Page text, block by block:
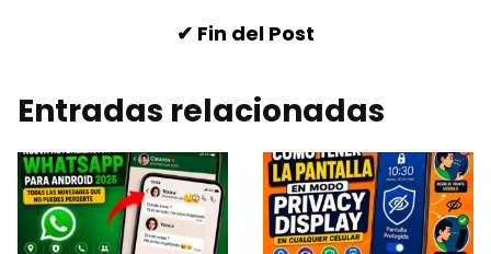
✔ Fin del Post
Entradas relacionadas